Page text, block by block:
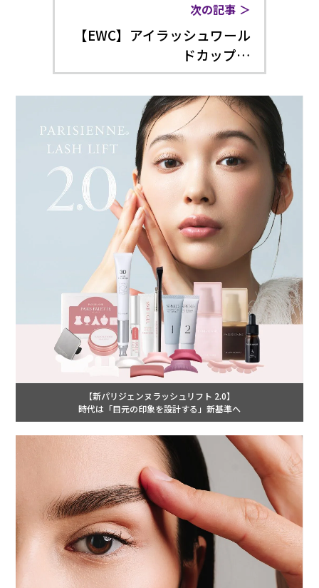
次の記事
【EWC】アイラッシュワール
ドカップ…
【新パリジェンヌラッシュリフト 2.0】
時代は「目元の印象を設計する」新基準へ